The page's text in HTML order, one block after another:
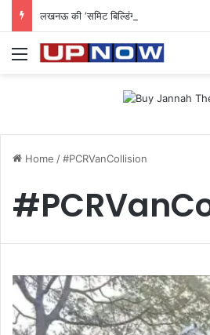
Menu
Home /#PCRVanCollision